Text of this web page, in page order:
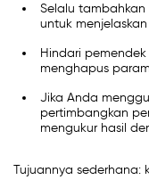
Selalu
untuk
Hindari
menghapus
Jika Anda
pertimbangkan
mengukur hasil
Tujuannya sederhana: